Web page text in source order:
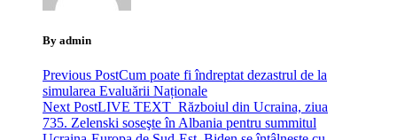
By admin
Previous PostCum poate fi îndreptat dezastrul de la
simularea Evaluării Naționale
Next PostLIVE TEXT Războiul din Ucraina, ziua
735. Zelenski soseşte în Albania pentru summitul